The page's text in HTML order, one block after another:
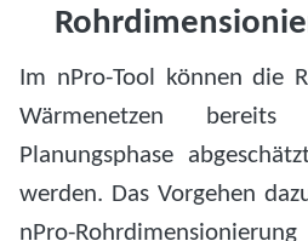
Im nPro-Tool können die
Wärmenetzen
Planungsphase
werden. Das Vorgehen
nPro-